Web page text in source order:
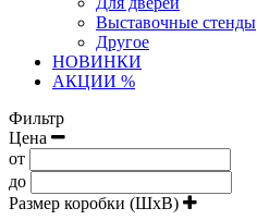
Выставочные стенды
Другое
НОВИНКИ
АКЦИИ %
Фильтр
Цена
от
до
Размер коробки (ШxВ)